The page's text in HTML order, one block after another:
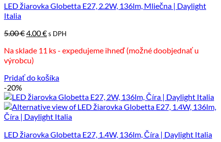
LED žiarovka Globetta E27, 2.2W, 136lm, Mliečna | Daylight
Italia
5.00€Pôvodná
bola:
5.00 €.
4.00€Aktuálna
je:
s DPH
Na sklade 11 ks - expedujeme ihneď (možné doobjednať u
výrobcu)
Pridať do košíka
-20%
LED žiarovka Globetta E27, 1.4W, 136lm, Číra | Daylight Italia